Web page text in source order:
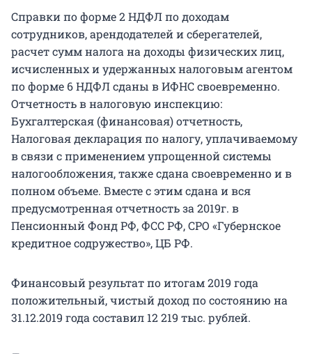
Справки по форме 2 НДФЛ по доходам
сотрудников, арендодателей и сберегателей,
расчет сумм налога на доходы физических лиц,
исчисленных и удержанных налоговым агентом
по форме 6 НДФЛ сданы в ИФНС своевременно.
Отчетность в налоговую инспекцию:
Бухгалтерская (финансовая) отчетность,
Налоговая декларация по налогу, уплачиваемому
в связи с применением упрощенной системы
налогообложения, также сдана своевременно и в
полном объеме. Вместе с этим сдана и вся
предусмотренная отчетность за 2019г. в
Пенсионный Фонд РФ, ФСС РФ, СРО «Губернское
кредитное содружество», ЦБ РФ.
Финансовый результат по итогам 2019 года
положительный, чистый доход по состоянию на
31.12.2019 года составил 12 219 тыс. рублей.